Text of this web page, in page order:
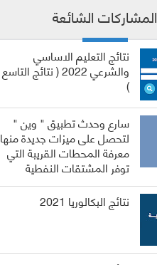
المشاركات الشائعة
نتائج التعليم الاساسي
والشرعي 2022 ( نتائج التاسع
)
سارع وحدث تطبيق " وين "
لتحصل على ميزات جديدة منها
معرفة المحطات القريبة التي
توفر المشتقات النفطية
نتائج البكالوريا 2021